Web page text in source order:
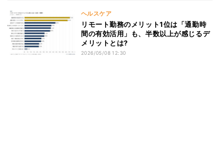
ヘルスケア
リモート勤務のメリット1位は「通勤時
間の有効活用」も、半数以上が感じるデ
メリットとは?
2026/05/08 12:30